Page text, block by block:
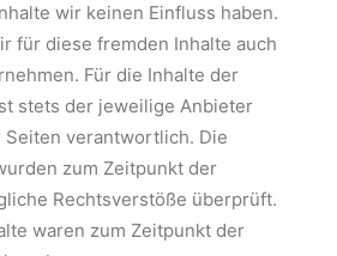
wir keinen Einfluss haben.
für diese fremden Inhalte auch
Für die Inhalte der
stets der jeweilige Anbieter
verantwortlich. Die
zum Zeitpunkt der
Rechtsverstöße überprüft.
waren zum Zeitpunkt der